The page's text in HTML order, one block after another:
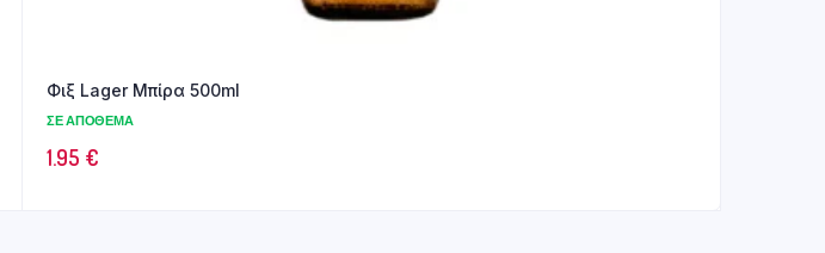
Φιξ Lager Μπίρα 500ml
ΣΕ ΑΠΌΘΕΜΑ
1.95 €